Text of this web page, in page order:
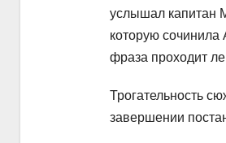
услышал капитан
которую
фраза проходит
Трогательность
завершении